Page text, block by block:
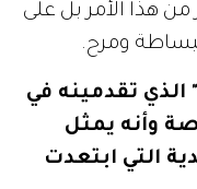
هذا الأمر بل على
ومرح.
تقدمينه في
وأنه يمثل
التي ابتعدت